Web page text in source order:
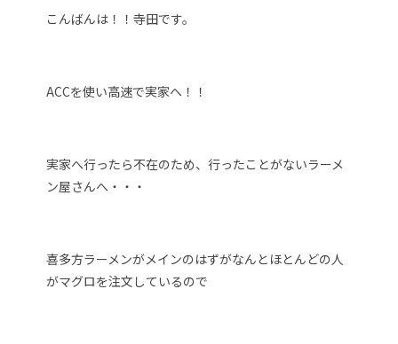
こんばんは！！寺田です。
ACCを使い高速で実家へ！！
実家へ行ったら不在のため、行ったことがないラーメ
ン屋さんへ・・・
喜多方ラーメンがメインのはずがなんとほとんどの人
がマグロを注文しているので